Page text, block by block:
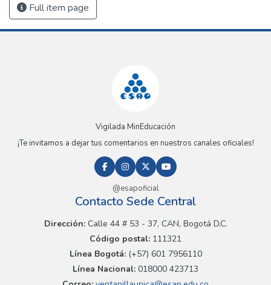
Full item page
Vigilada MinEducación
¡Te invitamos a dejar tus comentarios en nuestros canales oficiales!
@esapoficial
Contacto Sede Central
Dirección:Calle 44 # 53 - 37, CAN, Bogotá D.C.
Código postal: 111321
Línea Bogotá:(+57) 601 7956110
Línea Nacional: 018000 423713